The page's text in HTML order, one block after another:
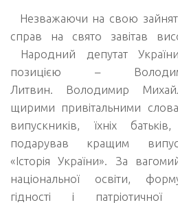
Незважаючи на свою
справ на свято завітав
Народний депутат
позицією –
Литвин.
Володимир
щирими привітальними
випускників, їхніх
подарував кращим
«Історія України». За
національної освіти,
гідності і патріотичної